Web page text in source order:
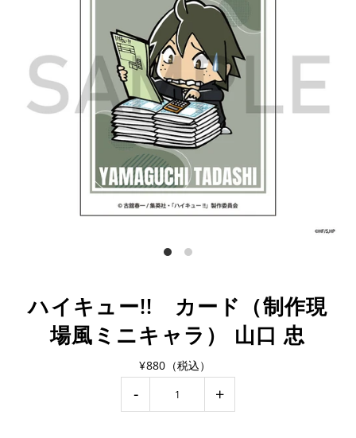
ハイキュー!! カード（制作現
場風ミニキャラ） 山口 忠
¥880（税込）
- +